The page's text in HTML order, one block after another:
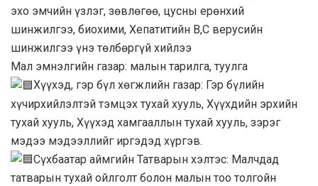
эхо эмчийн үзлэг, зөвлөгөө, цусны ерөнхий
шинжилгээ, биохими, Хепатитийн В,С верусийн
шинжилгээ үнэ төлбөргүй хийлээ
Мал эмнэлгийн газар: малын тарилга, туулга
Хүүхэд, гэр бүл хөгжлийн газар: Гэр бүлийн
хүчирхийлэлтэй тэмцэх тухай хууль, Хүүхдийн эрхийн
тухай хууль, Хүүхэд хамгааллын тухай хууль, зэрэг
мэдээ мэдээллийг иргэдэд хүргэв.
Сүхбаатар аймгийн Татварын хэлтэс: Малчдад
татварын тухай ойлголт болон малын тоо толгойн